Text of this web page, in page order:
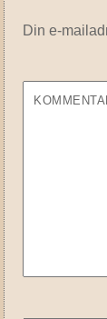
Din e-